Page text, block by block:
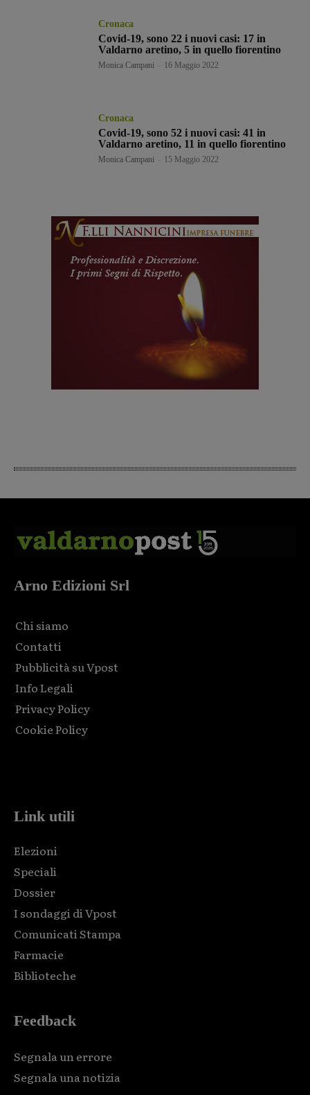
Cronaca
Covid-19, sono 22 i nuovi casi: 17 in
Valdarno aretino, 5 in quello fiorentino
Monica Campani 16 Maggio 2022
Cronaca
Covid-19, sono 52 i nuovi casi: 41 in
Valdarno aretino, 11 in quello fiorentino
Monica Campani 15 Maggio 2022
Arno Edizioni Srl
Chi siamo
Contatti
Pubblicità su Vpost
Info Legali
Privacy Policy
Cookie Policy
Link utili
Elezioni
Speciali
Dossier
I sondaggi di Vpost
Comunicati Stampa
Farmacie
Biblioteche
Feedback
Segnala un errore
Segnala una notizia